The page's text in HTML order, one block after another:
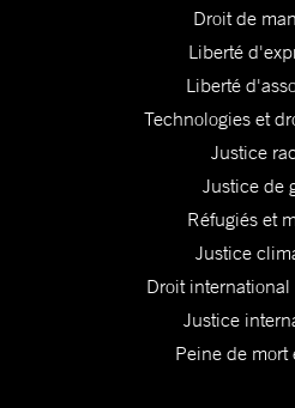
Droit de
Liberté
Liberté
Technologies et
Justice
Justice de
Réfugiés et
Justice
Droit
Justice
Peine de mort